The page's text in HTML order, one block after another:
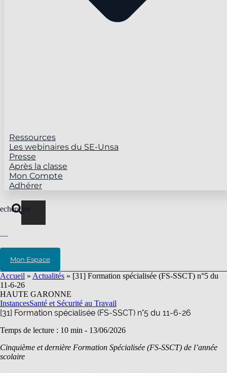
Ressources
Les webinaires du SE-Unsa
Presse
Après la classe
Mon Compte
Adhérer
Mon Espace
Accueil » Actualités » [31] Formation spécialisée (FS-SSCT) n°5 du
11-6-26
HAUTE GARONNE
InstancesSanté et Sécurité au Travail
[31] Formation spécialisée (FS-SSCT) n°5 du 11-6-26
Temps de lecture : 10 min - 13/06/2026
Cinquième et dernière Formation Spécialisée (FS-SSCT) de l’année
scolaire